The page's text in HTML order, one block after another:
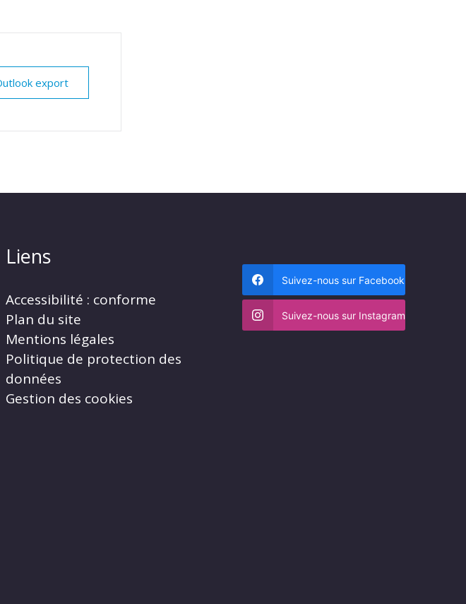
export
Liens
Accessibilité : conforme
Plan du site
Mentions légales
Politique de protection des
données
Gestion des cookies
Suivez-nous sur Facebook
Suivez-nous sur Instagram